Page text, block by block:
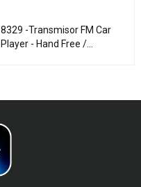
8329 -Transmisor FM Car
Player - Hand Free /